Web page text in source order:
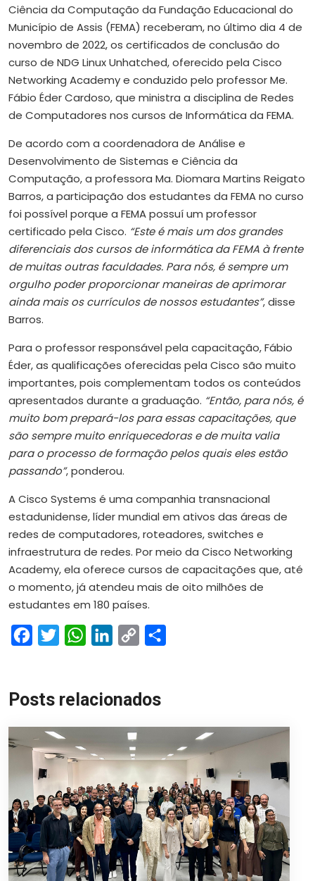
Ciência da Computação da Fundação Educacional do
Município de Assis (FEMA) receberam, no último dia 4 de
novembro de 2022, os certificados de conclusão do
curso de NDG Linux Unhatched, oferecido pela Cisco
Networking Academy e conduzido pelo professor Me.
Fábio Éder Cardoso, que ministra a disciplina de Redes
de Computadores nos cursos de Informática da FEMA.
De acordo com a coordenadora de Análise e
Desenvolvimento de Sistemas e Ciência da
Computação, a professora Ma. Diomara Martins Reigato
Barros, a participação dos estudantes da FEMA no curso
foi possível porque a FEMA possuí um professor
certificado pela Cisco. “Este é mais um dos grandes
diferenciais dos cursos de informática da FEMA à frente
de muitas outras faculdades. Para nós, é sempre um
orgulho poder proporcionar maneiras de aprimorar
ainda mais os currículos de nossos estudantes”, disse
Barros.
Para o professor responsável pela capacitação, Fábio
Éder, as qualificações oferecidas pela Cisco são muito
importantes, pois complementam todos os conteúdos
apresentados durante a graduação. “Então, para nós, é
muito bom prepará-los para essas capacitações, que
são sempre muito enriquecedoras e de muita valia
para o processo de formação pelos quais eles estão
passando”, ponderou.
A Cisco Systems é uma companhia transnacional
estadunidense, líder mundial em ativos das áreas de
redes de computadores, roteadores, switches e
infraestrutura de redes. Por meio da Cisco Networking
Academy, ela oferece cursos de capacitações que, até
o momento, já atendeu mais de oito milhões de
estudantes em 180 países.
FacebookTwitterWhatsAppLinkedIn
Copy
Posts relacionados